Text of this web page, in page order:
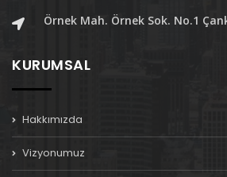
Örnek Mah. Örnek Sok. No.1
KURUMSAL
Hakkımızda
Vizyonumuz